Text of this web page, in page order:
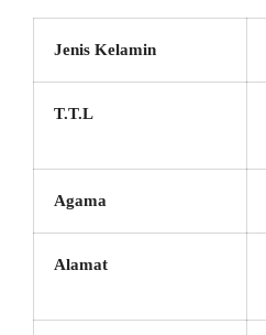
Jenis Kelamin
T.T.L
Agama
Alamat